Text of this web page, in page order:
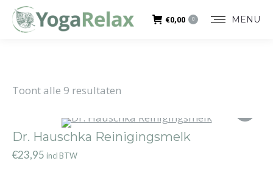
MENU
€0,00 0
Toont alle 9 resultaten
Dr. Hauschka Reinigingsmelk
€23,95 incl BTW